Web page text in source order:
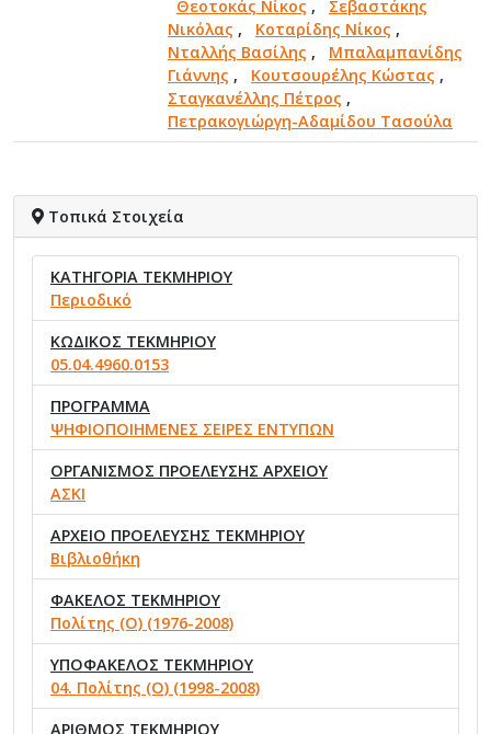
Θεοτοκάς Νίκος , Σεβαστάκης
Νικόλας , Κοταρίδης Νίκος ,
Νταλλής Βασίλης , Μπαλαμπανίδης
Γιάννης , Κουτσουρέλης Κώστας ,
Σταγκανέλλης Πέτρος ,
Πετρακογιώργη-Αδαμίδου Τασούλα
Τοπικά Στοιχεία
ΚΑΤΗΓΟΡΙΑ ΤΕΚΜΗΡΙΟΥ
Περιοδικό
ΚΩΔΙΚΟΣ ΤΕΚΜΗΡΙΟΥ
05.04.4960.0153
ΠΡΟΓΡΑΜΜΑ
ΨΗΦΙΟΠΟΙΗΜΕΝΕΣ ΣΕΙΡΕΣ ΕΝΤΥΠΩΝ
ΟΡΓΑΝΙΣΜΟΣ ΠΡΟΕΛΕΥΣΗΣ ΑΡΧΕΙΟΥ
ΑΣΚΙ
ΑΡΧΕΙΟ ΠΡΟΕΛΕΥΣΗΣ ΤΕΚΜΗΡΙΟΥ
Βιβλιοθήκη
ΦΑΚΕΛΟΣ ΤΕΚΜΗΡΙΟΥ
Πολίτης (Ο) (1976-2008)
ΥΠΟΦΑΚΕΛΟΣ ΤΕΚΜΗΡΙΟΥ
04. Πολίτης (Ο) (1998-2008)
ΑΡΙΘΜΟΣ ΤΕΚΜΗΡΙΟΥ